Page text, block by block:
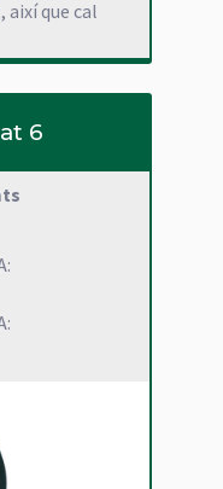
, així que cal
6